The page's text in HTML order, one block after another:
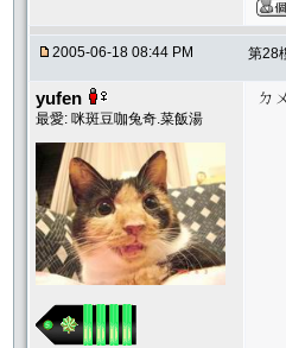
2005-06-18 08:44 PM 第28
yufen
最愛: 咪斑豆咖兔奇.菜飯湯
ㄉ